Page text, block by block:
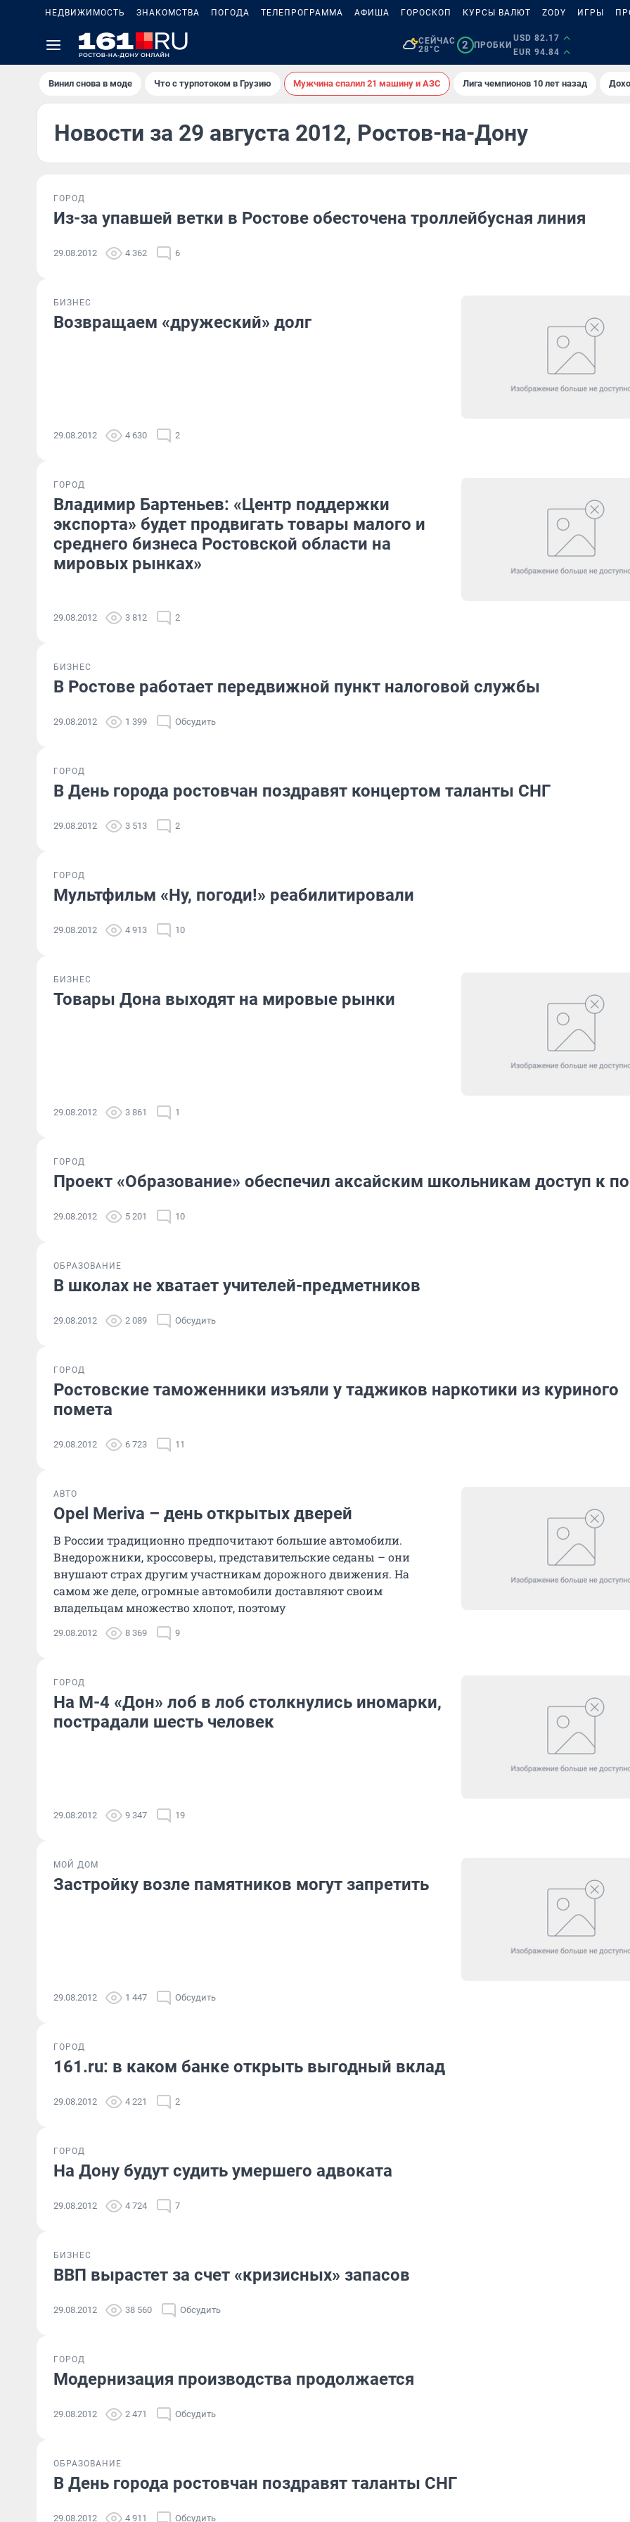
НЕДВИЖИМОСТЬ ЗНАКОМСТВА ПОГОДА ТЕЛЕПРОГРАММА АФИША ГОРОСКОП КУРСЫ ВАЛЮТ ZODY ИГРЫ
СЕЙЧАС
28°C
2 ПРОБКИ
USD 82.17
EUR 94.84
Винил снова в моде Что с турпотоком в Грузию Мужчина спалил 21 машину и АЗС Лига чемпионов 10 лет назад
Новости за 29 августа 2012, Ростов-на-Дону
ГОРОД
Из-за упавшей ветки в Ростове обесточена троллейбусная линия
29.08.2012 4 362 6
БИЗНЕС
Возвращаем «дружеский» долг
29.08.2012 4 630 2
ГОРОД
Владимир Бартеньев: «Центр поддержки
экспорта» будет продвигать товары малого и
среднего бизнеса Ростовской области на
мировых рынках»
29.08.2012 3 812 2
БИЗНЕС
В Ростове работает передвижной пункт налоговой службы
29.08.2012 1 399 Обсудить
ГОРОД
В День города ростовчан поздравят концертом таланты СНГ
29.08.2012 3 513 2
ГОРОД
Мультфильм «Ну, погоди!» реабилитировали
29.08.2012 4 913 10
БИЗНЕС
Товары Дона выходят на мировые рынки
29.08.2012 3 861 1
ГОРОД
Проект «Образование» обеспечил аксайским школьникам доступ к
29.08.2012 5 201 10
ОБРАЗОВАНИЕ
В школах не хватает учителей-предметников
29.08.2012 2 089 Обсудить
ГОРОД
Ростовские таможенники изъяли у таджиков наркотики из куриного
помета
29.08.2012 6 723 11
АВТО
Opel Meriva – день открытых дверей
В России традиционно предпочитают большие автомобили.
Внедорожники, кроссоверы, представительские седаны – они
внушают страх другим участникам дорожного движения. На
самом же деле, огромные автомобили доставляют своим
владельцам множество хлопот, поэтому
29.08.2012 8 369 9
ГОРОД
На М-4 «Дон» лоб в лоб столкнулись иномарки,
пострадали шесть человек
29.08.2012 9 347 19
МОЙ ДОМ
Застройку возле памятников могут запретить
29.08.2012 1 447 Обсудить
ГОРОД
161.ru: в каком банке открыть выгодный вклад
29.08.2012 4 221 2
ГОРОД
На Дону будут судить умершего адвоката
29.08.2012 4 724 7
БИЗНЕС
ВВП вырастет за счет «кризисных» запасов
29.08.2012 38 560 Обсудить
ГОРОД
Модернизация производства продолжается
29.08.2012 2 471 Обсудить
ОБРАЗОВАНИЕ
В День города ростовчан поздравят таланты СНГ
29.08.2012 4 911 Обсудить